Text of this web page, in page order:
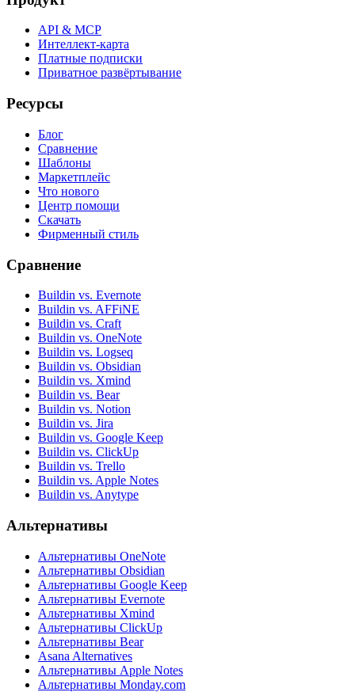
API & MCP
Интеллект-карта
Платные подписки
Приватное развёртывание
Ресурсы
Блог
Сравнение
Шаблоны
Маркетплейс
Что нового
Центр помощи
Скачать
Фирменный стиль
Сравнение
Buildin vs. Evernote
Buildin vs. AFFiNE
Buildin vs. Craft
Buildin vs. OneNote
Buildin vs. Logseq
Buildin vs. Obsidian
Buildin vs. Xmind
Buildin vs. Bear
Buildin vs. Notion
Buildin vs. Jira
Buildin vs. Google Keep
Buildin vs. ClickUp
Buildin vs. Trello
Buildin vs. Apple Notes
Buildin vs. Anytype
Альтернативы
Альтернативы OneNote
Альтернативы Obsidian
Альтернативы Google Keep
Альтернативы Evernote
Альтернативы Xmind
Альтернативы ClickUp
Альтернативы Bear
Asana Alternatives
Альтернативы Apple Notes
Альтернативы Monday.com